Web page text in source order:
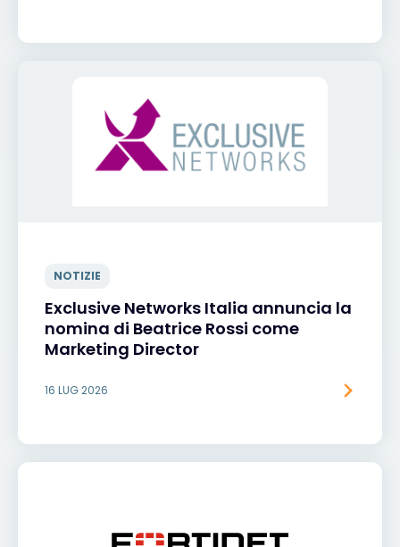
NOTIZIE
Exclusive Networks Italia annuncia la
nomina di Beatrice Rossi come
Marketing Director
16 LUG 2026